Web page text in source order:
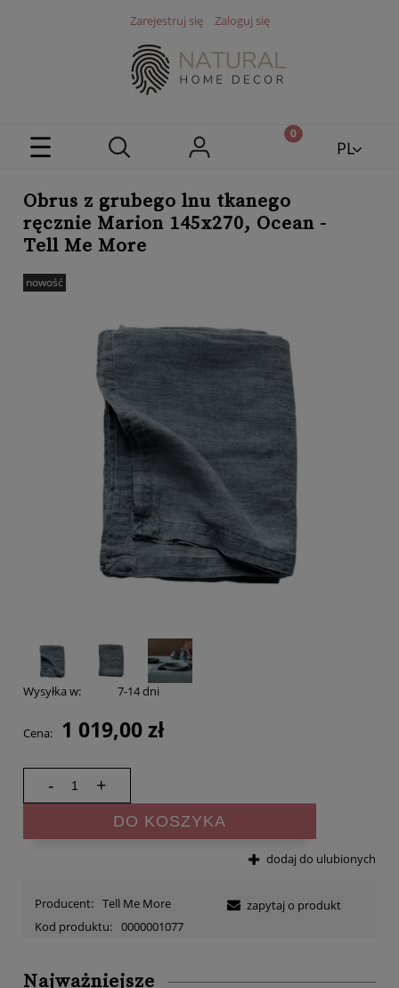
Zarejestruj się Zaloguj się
PL
Obrus z grubego lnu tkanego
ręcznie Marion 145x270, Ocean -
Tell Me More
nowość
Wysyłka w: 7-14 dni
Cena: 1 019,00 zł
- +
DO KOSZYKA
dodaj do ulubionych
Producent: Tell Me More
Kod produktu: 0000001077
zapytaj o produkt
Najważniejsze